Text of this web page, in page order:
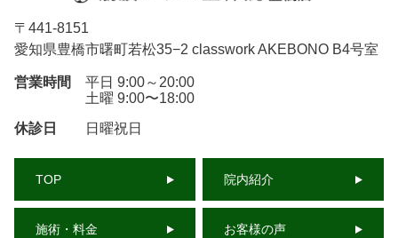
〒 441-8151
愛知県豊橋市曙町若松35−2 classwork AKEBONO B4号室
営業時間
平日 9:00～20:00
土曜 9:00〜18:00
休診日
日曜祝日
TOP 院内紹介
施術・料金 お客様の声